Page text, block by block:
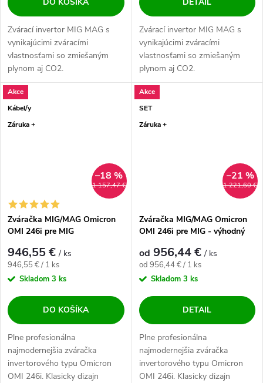
Zvárací invertor MIG MAG s
vynikajúcimi zváracími
vlastnosťami so zmiešaným
plynom aj CO2.
Zvárací invertor MIG MAG s
vynikajúcimi zváracími
vlastnosťami so zmiešaným
plynom aj CO2.
Akce
Kábel/y
Záruka +
1 157,47 €
–18 %
Zváračka MIG/MAG Omicron
OMI 246i pre MIG
946,55 €/ ks
Jednotková cena:
946,55 € / 1 ks
Skladom 3 ks
DO KOŠÍKA
Plne profesionálna
najmodernejšia zváračka
invertorového typu Omicron
OMI 246i. Klasicky dizajn
Akce
SET
Záruka +
1 221,60 €
–21 %
Zváračka MIG/MAG Omicron
OMI 246i pre MIG - výhodný
od 956,44 €/ ks
Jednotková cena:
od 956,44 € / 1 ks
Skladom 3 ks
DETAIL
Plne profesionálna
najmodernejšia zváračka
invertorového typu Omicron
OMI 246i. Klasicky dizajn